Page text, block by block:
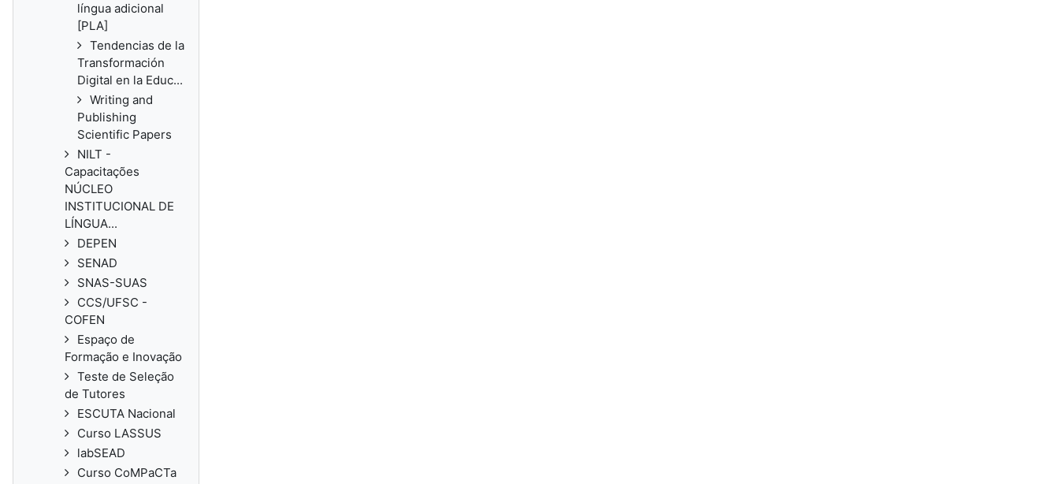
língua adicional
[PLA]
Tendencias de la
Transformación
Digital en la Educ...
Writing and
Publishing
Scientific Papers
NILT -
Capacitações
NÚCLEO
INSTITUCIONAL DE
LÍNGUA...
DEPEN
SENAD
SNAS-SUAS
CCS/UFSC -
COFEN
Espaço de
Formação e Inovação
Teste de Seleção
de Tutores
ESCUTA Nacional
Curso LASSUS
labSEAD
Curso CoMPaCTa